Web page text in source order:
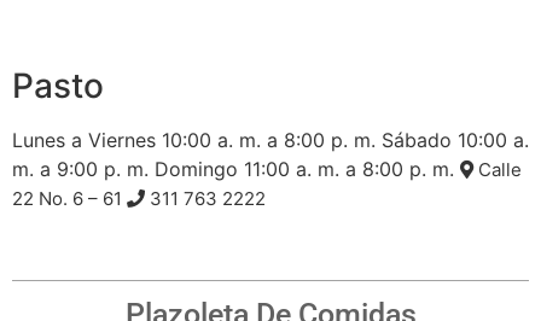
Pasto
Lunes a Viernes 10:00 a. m. a 8:00 p. m. Sábado 10:00 a.
m. a 9:00 p. m. Domingo 11:00 a. m. a 8:00 p. m.
Calle
22 No. 6 – 61
311 763 2222